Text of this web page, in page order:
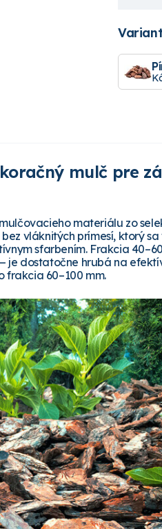
mulč pre
materiálu zo
vláknitých prímesí, ktorý
sfarbením. Frakcia
je dostatočne hrubá na
frakcia 60–100 mm.